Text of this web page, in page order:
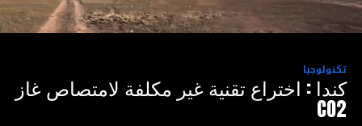
تكنولوجيا
كندا : اختراع تقنية غير مكلفة لامتصاص غاز
CO2